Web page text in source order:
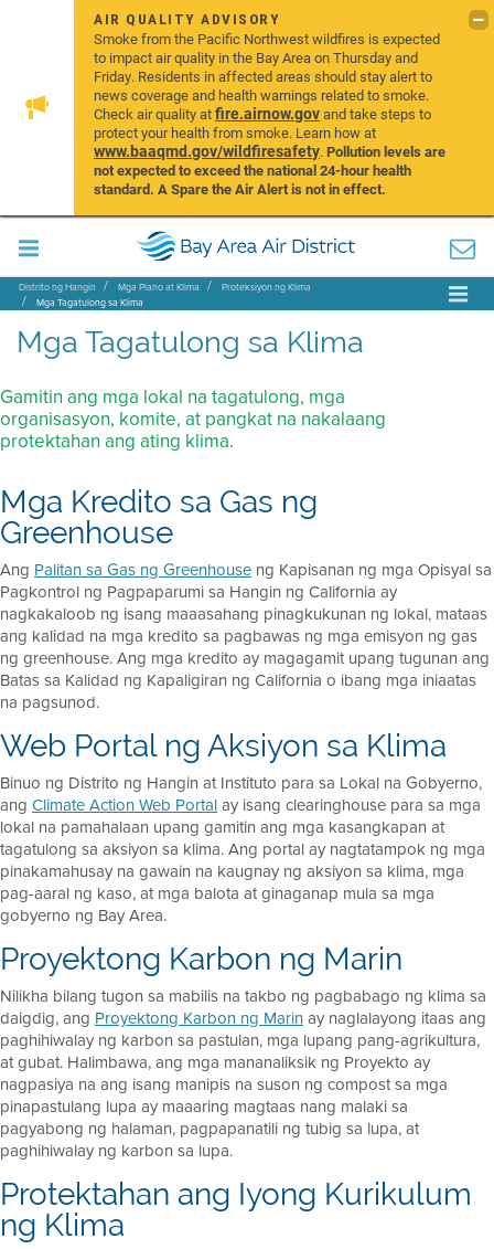
AIR QUALITY ADVISORY
Smoke from the Pacific Northwest wildfires is expected
to impact air quality in the Bay Area on Thursday and
Friday. Residents in affected areas should stay alert to
news coverage and health warnings related to smoke.
Check air quality atfire.airnow.govand take steps to
protect your health from smoke. Learn how at
www.baaqmd.gov/wildfiresafety.Pollution levels are
not expected to exceed the national 24-hour health
standard. A Spare the Air Alert is not in effect.
Distrito ng Hangin Mga Plano at Klima
Proteksiyon ng Klima
Mga Tagatulong sa Klima
Mga Tagatulong sa Klima
Gamitin ang mga lokal na tagatulong, mga
organisasyon, komite, at pangkat na nakalaang
protektahan ang ating klima.
Mga Kredito sa Gas ng
Greenhouse
Ang Palitan sa Gas ng Greenhouse ng Kapisanan ng mga Opisyal sa
Pagkontrol ng Pagpaparumi sa Hangin ng California ay
nagkakaloob ng isang maaasahang pinagkukunan ng lokal, mataas
ang kalidad na mga kredito sa pagbawas ng mga emisyon ng gas
ng greenhouse. Ang mga kredito ay magagamit upang tugunan ang
Batas sa Kalidad ng Kapaligiran ng California o ibang mga iniaatas
na pagsunod.
Web Portal ng Aksiyon sa Klima
Binuo ng Distrito ng Hangin at Instituto para sa Lokal na Gobyerno,
ang Climate Action Web Portalay isang clearinghouse para sa mga
lokal na pamahalaan upang gamitin ang mga kasangkapan at
tagatulong sa aksiyon sa klima. Ang portal ay nagtatampok ng mga
pinakamahusay na gawain na kaugnay ng aksiyon sa klima, mga
pag-aaral ng kaso, at mga balota at ginaganap mula sa mga
gobyerno ng Bay Area.
Proyektong Karbon ng Marin
Nilikha bilang tugon sa mabilis na takbo ng pagbabago ng klima sa
daigdig, ang Proyektong Karbon ng Marinay naglalayong itaas ang
paghihiwalay ng karbon sa pastulan, mga lupang pang-agrikultura,
at gubat. Halimbawa, ang mga mananaliksik ng Proyekto ay
nagpasiya na ang isang manipis na suson ng compost sa mga
pinapastulang lupa ay maaaring magtaas nang malaki sa
pagyabong ng halaman, pagpapanatili ng tubig sa lupa, at
paghihiwalay ng karbon sa lupa.
Protektahan ang Iyong Kurikulum
ng Klima